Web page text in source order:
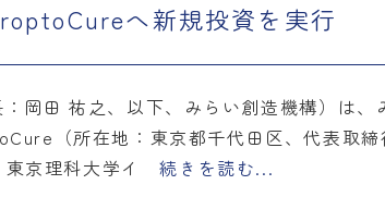
へ新規投資を実行
岡田 祐之、以下、みらい創造機構）は、
（所在地：東京都千代田区、代表取締
京理科大学イ
続きを読む...